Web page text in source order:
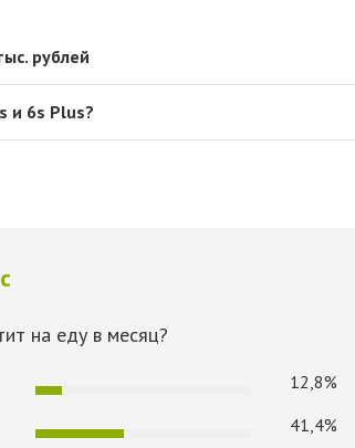
рублей
и 6s Plus?
на еду в месяц?
12,8%
41,4%